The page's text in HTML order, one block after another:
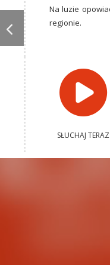
Na luzie
regionie.
SŁUCHAJ TERAZ